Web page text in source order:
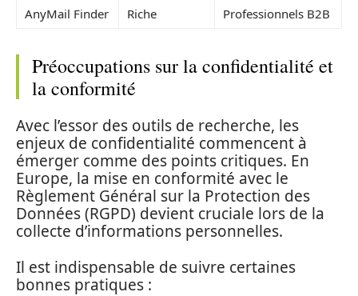
AnyMail Finder Riche Professionnels B2B
Préoccupations sur la confidentialité et
la conformité
Avec l’essor des outils de recherche, les
enjeux de confidentialité commencent à
émerger comme des points critiques. En
Europe, la mise en conformité avec le
Règlement Général sur la Protection des
Données (RGPD) devient cruciale lors de la
collecte d’informations personnelles.
Il est indispensable de suivre certaines
bonnes pratiques :